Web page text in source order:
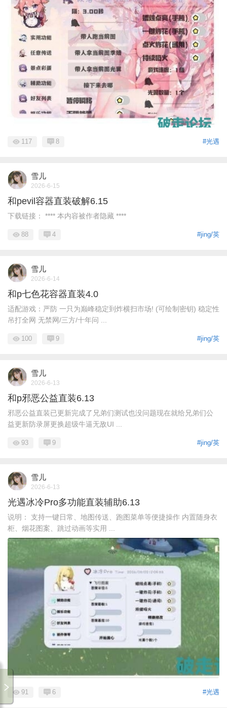
#光遇
117 8
雪儿
2026-6-15
和pevil容器直装破解6.15
下载链接： **** 本内容被作者隐藏 ****
#jing/英
88 4
雪儿
2026-6-14
和p七色花容器直装4.0
适配游戏：严防 一只为巅峰稳定到炸横扫市场! (可绘制密钥) 稳定性
吊打全网 无禁网/三方/十年问 ...
#jing/英
100 9
雪儿
2026-6-13
和p邪恶公益直装6.13
邪恶公益直装已更新完成了兄弟们测试也没问题现在就给兄弟们公
益更新防录屏更换超级牛逼无敌UI ...
#jing/英
93 9
雪儿
2026-6-13
光遇冰冷Pro多功能直装辅助6.13
说明： 支持一键日常、地图传送、跑图菜单等便捷操作 内置随身衣
柜、烟花图案、跳过动画等实用 ...
#光遇
91 6